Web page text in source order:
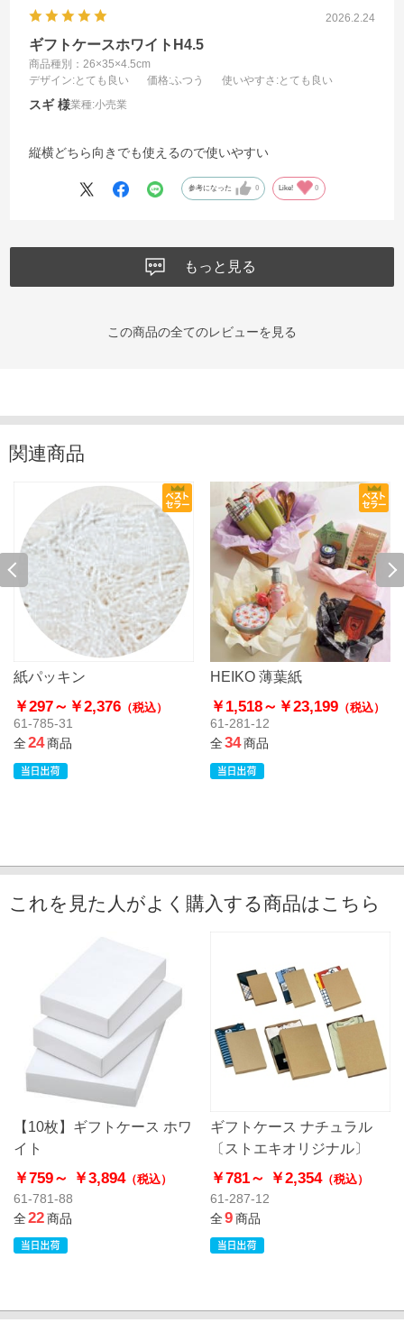
2026.2.24
ギフトケースホワイトH4.5
商品種別：26×35×4.5cm
デザイン:とても良い 価格:ふつう 使いやすさ :とても良い
スギ 業種:小売業
縦横どちら向きでも使えるので使いやすい
参考になった 0 Like! 0
もっと見る
この商品の全てのレビューを見る
関連商品
紙パッキン
￥297～ ￥2,376 （税込）
61-785-31
全24商品
HEIKO 薄葉紙
￥1,518～ ￥23,199 （税込）
61-281-12
全34商品
これを見た人がよく購入する商品はこちら
【10枚】ギフトケース ホワ
イト
￥759～ ￥3,894（税込）
61-781-88
全22商品
ギフトケース ナチュラル
〔ストエキオリジナル〕
￥781～ ￥2,354（税込）
61-287-12
全9商品